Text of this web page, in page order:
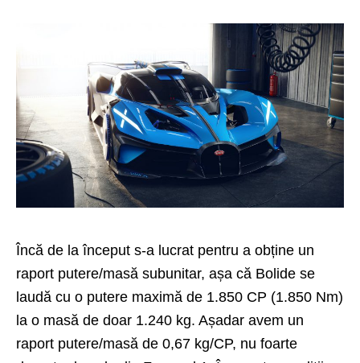
Încă de la început s-a lucrat pentru a obține un
raport putere/masă subunitar, așa că Bolide se
laudă cu o putere maximă de 1.850 CP (1.850 Nm)
la o masă de doar 1.240 kg. Așadar avem un
raport putere/masă de 0,67 kg/CP, nu foarte